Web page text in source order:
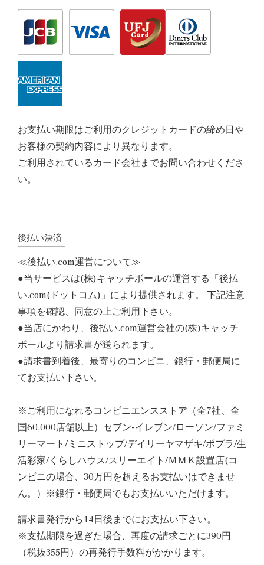
お支払い期限はご利用のクレジットカードの締め日や
お客様の契約内容により異なります。
ご利用されているカード会社までお問い合わせくださ
い。
後払い決済
≪後払い.com運営について≫
●当サービスは(株)キャッチボールの運営する「後払
い.com(ドットコム)」により提供されます。 下記注意
事項を確認、同意の上ご利用下さい。
●当店にかわり、後払い.com運営会社の(株)キャッチ
ボールより請求書が送られます。
●請求書到着後、最寄りのコンビニ、銀行・郵便局に
てお支払い下さい。
※ご利用になれるコンビニエンスストア（全7社、全
国60,000店舗以上）セブン-イレブン/ローソン/ファミ
リーマート/ミニストップ/デイリーヤマザキ/ポプラ/生
活彩家/くらしハウス/スリーエイト/ＭＭＫ設置店(コ
ンビニの場合、30万円を超えるお支払いはできませ
ん。）※銀行・郵便局でもお支払いいただけます。
請求書発行から14日後までにお支払い下さい。
※支払期限を過ぎた場合、再度の請求ごとに390円
（税抜355円）の再発行手数料がかかります。